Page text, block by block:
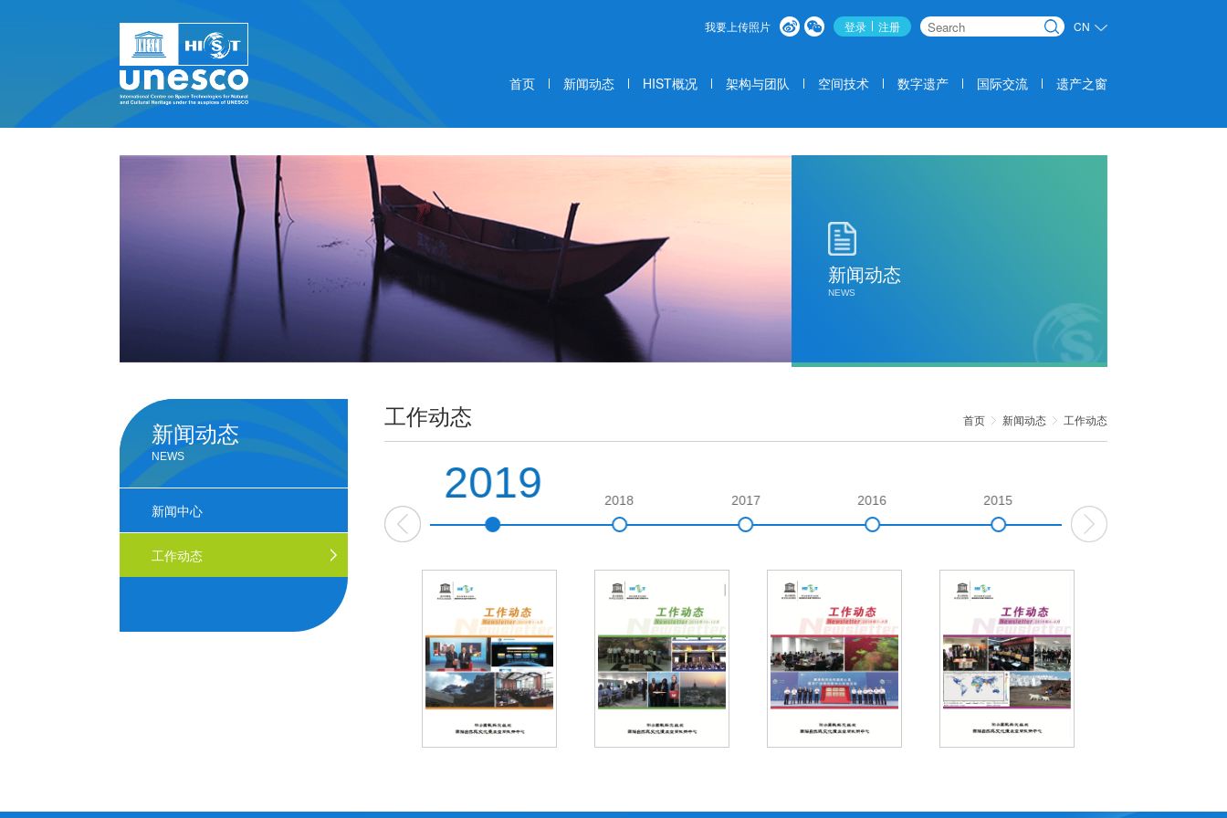
我要上传照片 登录 注册 CN
首页 新闻动态 HIST概况 架构与团队 空间技术 数字遗产 国际交流 遗产之窗
新闻动态
NEWS
工作动态 首页 新闻动态 工作动态
2019 2018 2017 2016 2015
新闻动态
NEWS
新闻中心
工作动态